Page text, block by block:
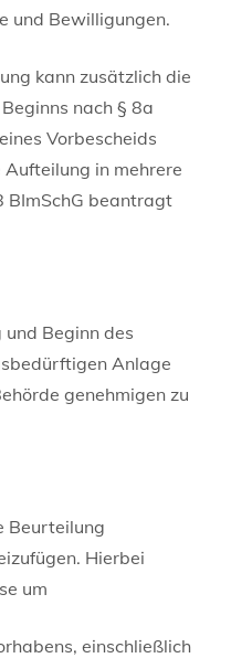
und Bewilligungen.
kann zusätzlich die
nach § 8a
Vorbescheids
Aufteilung in mehrere
BImSchG beantragt
und Beginn des
Anlage
genehmigen zu
Beurteilung
Hierbei
um
einschließlich